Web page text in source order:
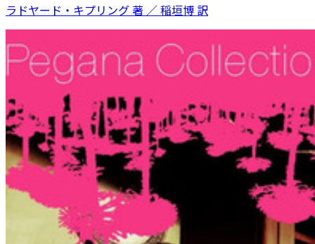
ラドヤード・キプリング 著 ／ 稲垣博 訳